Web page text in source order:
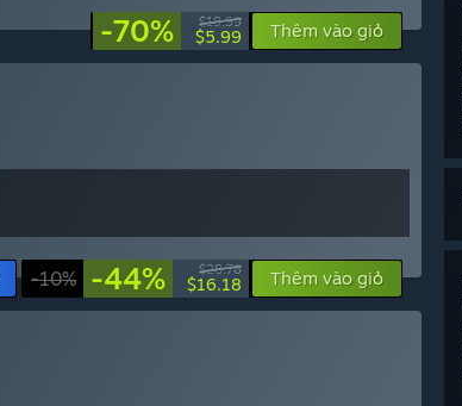
-70% $19.99
$5.99 Thêm vào giỏ
-10% -44% $28.78
$16.18 Thêm vào giỏ